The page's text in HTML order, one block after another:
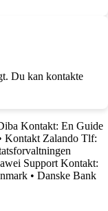
Du kan kontakte
Kontakt: En Guide
Kontakt Zalando Tlf:
Support Kontakt:
• Danske Bank